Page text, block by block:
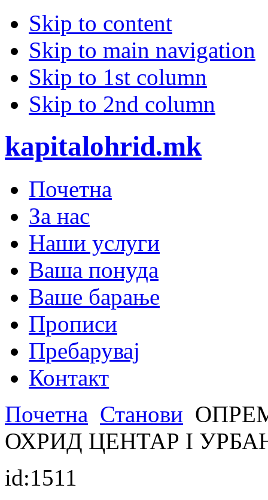
Skip to content
Skip to main navigation
Skip to 1st column
Skip to 2nd column
kapitalohrid.mk
Почетна
За нас
Наши услуги
Ваша понуда
Ваше барање
Прописи
Пребарувај
Контакт
Почетна Станови
ОХРИД ЦЕНТАР I
id:1511